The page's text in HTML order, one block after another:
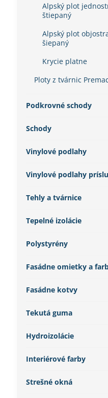
Alpský plot
štiepaný
Alpský plot
šiepaný
Krycie platne
Ploty z tvárnic Premac
Podkrovné schody
Schody
Vinylové podlahy
Vinylové podlahy
Tehly a tvárnice
Tepelné izolácie
Polystyrény
Fasádne omietky a
Fasádne kotvy
Tekutá guma
Hydroizolácie
Interiérové farby
Strešné okná